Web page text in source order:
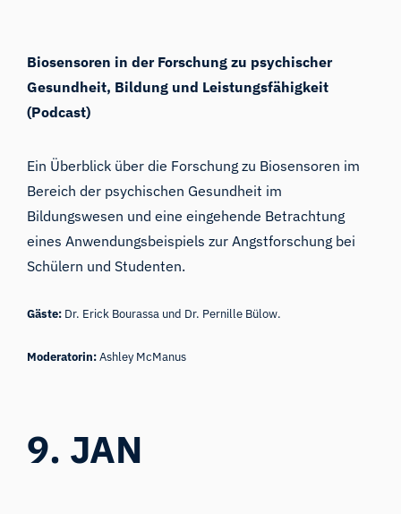
Biosensoren in der Forschung zu psychischer
Gesundheit, Bildung und Leistungsfähigkeit
(Podcast)
Ein Überblick über die Forschung zu Biosensoren im
Bereich der psychischen Gesundheit im
Bildungswesen und eine eingehende Betrachtung
eines Anwendungsbeispiels zur Angstforschung bei
Schülern und Studenten.
Gäste: Dr. Erick Bourassa und Dr. Pernille Bülow.
Moderatorin:Ashley McManus
9. JAN